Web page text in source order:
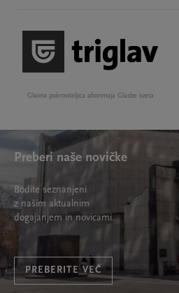
Glavna pokroviteljica abonmaja Glasbe sveta
Preberi naše novičke
Bodite seznanjeni
z našim aktualnim
dogajanjem in novicami.
PREBERITE VEČ